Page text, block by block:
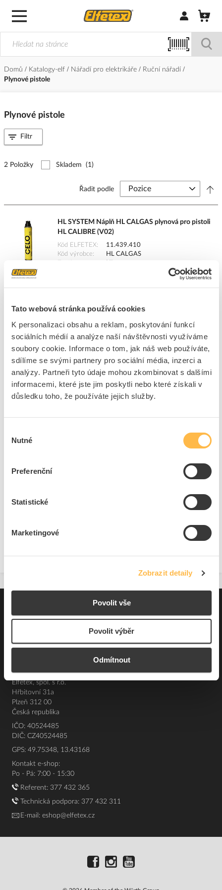
Tato webová stránka používá cookies
K personalizaci obsahu a reklam, poskytování funkcí
sociálních médií a analýze naší návštěvnosti využíváme
soubory cookie. Informace o tom, jak náš web používáte,
sdílíme se svými partnery pro sociální média, inzerci a
analýzy. Partneři tyto údaje mohou zkombinovat s dalšími
informacemi, které jste jim poskytli nebo které získali v
důsledku toho, že používáte jejich služby.
souhlasu
Nutné
Preferenční
Statistické
Marketingové
Zobrazit detaily
Povolit vše
Povolit výběr
Odmítnout
Přihlásit/
Domů Katalogy-elf Nářadí pro elektrikáře
Ruční nářadí
Plynové pistole
Plynové pistole
2 Položky Skladem (1)
Řadit podle
HL SYSTEM Náplň HL CALGAS plynová pro pistoli
HL CALIBRE (V02)
Kód ELFETEX
11.439.410
Kód výrobce
HL CALGAS
Cena s DPH 1 220,09 Kč/ks
ks
Přidat k porovnání
nastřelovací na 20 hřebů
Cena na poptání
Přidat k porovnání
Filtr
O nás
Elfetex, spol. s r.o.
Hřbitovní 31a
Plzeň 312 00
Česká republika
IČO: 40524485
DIČ: CZ40524485
GPS: 49.75348, 13.43168
Kontakt e-shop:
Po - Pá: 7:00 - 15:30
Referent: 377 432 365
Technická podpora: 377 432 311
E-mail: eshop@elfetex.cz